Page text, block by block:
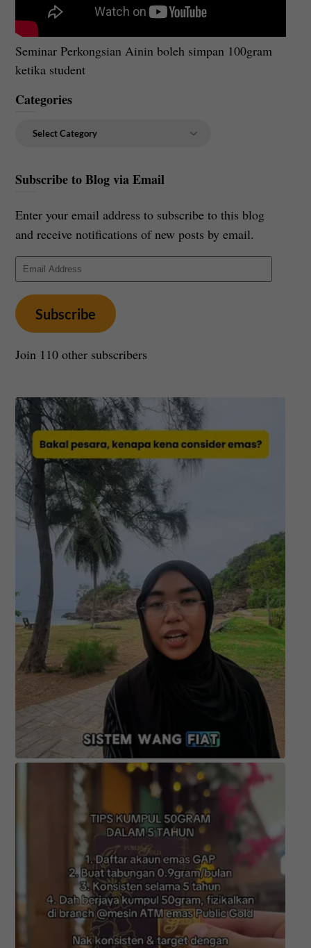
Seminar Perkongsian Ainin boleh simpan 100gram
ketika student
Categories
Categories
Subscribe to Blog via Email
Enter your email address to subscribe to this blog
and receive notifications of new posts by email.
Email
Address
Subscribe
Join 110 other subscribers